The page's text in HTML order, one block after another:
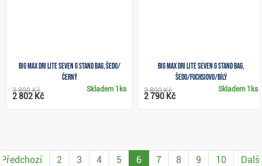
Big Max Dri Lite Seven G stand bag, šedo/
černý
Skladem 1ks
3 890 Kč
2 802 Kč
Big Max Dri Lite Seven G stand bag,
šedo/fuchsiovo/bílý
Skladem 1ks
3 890 Kč
2 790 Kč
Předchozí 2 3 4 5 6 7 8 9 10 Další